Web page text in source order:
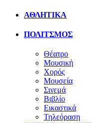
ΑΘΛΗΤΙΚΑ
ΠΟΛΙΤΣΜΟΣ
Θέατρο
Μουσική
Χορός
Μουσεία
Σινεμά
Βιβλίο
Εικαστικά
Τηλεόραση